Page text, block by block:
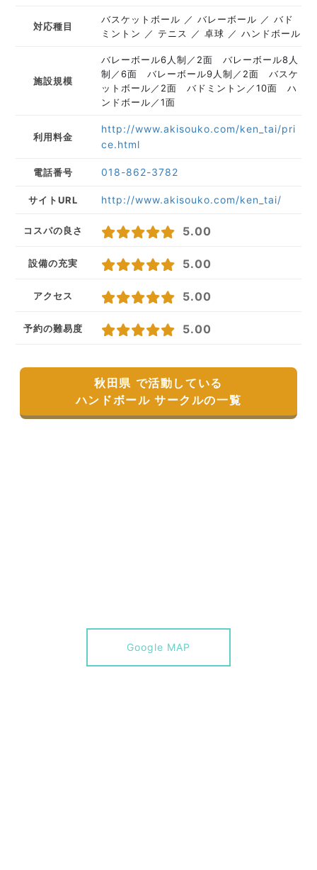
対応種目
バスケットボール バレーボール
バド
ミントン
テニス 卓球 ハンドボール
施設規模
バレーボール6人制／2面 バレーボール8人
制／6面 バレーボール9人制／2面 バスケ
ットボール／2面 バドミントン／10面 ハ
ンドボール／1面
利用料金
http://www.akisouko.com/ken_tai/pri
ce.html
電話番号 018-862-3782
サイトURL http://www.akisouko.com/ken_tai/
コスパの良さ 5.00
設備の充実 5.00
アクセス 5.00
予約の難易度 5.00
秋田県 で活動している
ハンドボール サークルの一覧
Google MAP